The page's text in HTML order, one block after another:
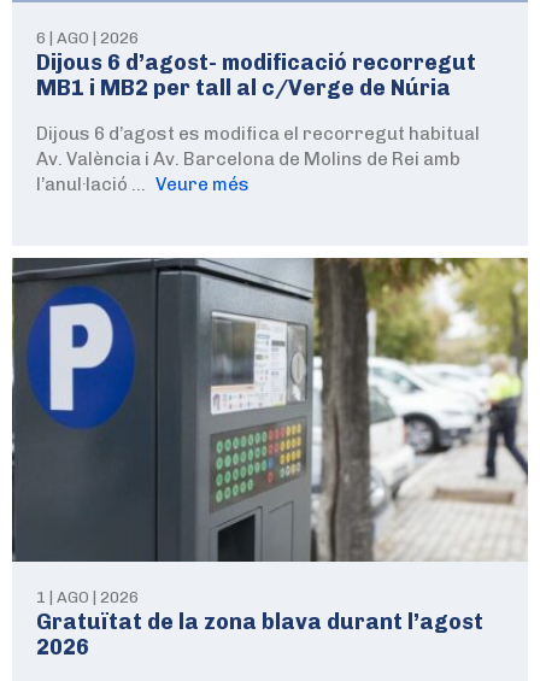
6 | AGO | 2026
Dijous 6 d’agost- modificació recorregut
MB1 i MB2 per tall al c/Verge de Núria
Dijous 6 d’agost es modifica el recorregut habitual
Av. València i Av. Barcelona de Molins de Rei amb
l’anul·lació … Veure més
1 | AGO | 2026
Gratuïtat de la zona blava durant l’agost
2026